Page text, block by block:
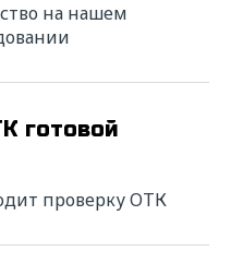
на нашем
готовой
проверку ОТК